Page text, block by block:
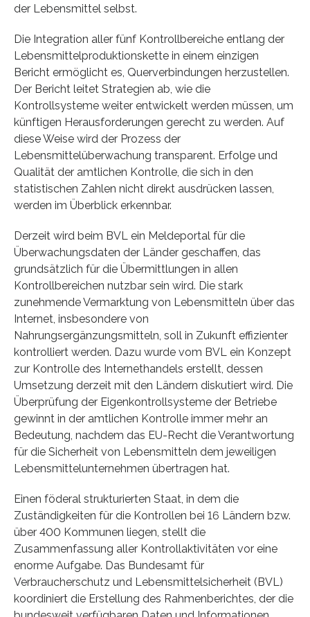
der Lebensmittel selbst.
Die Integration aller fünf Kontrollbereiche entlang der
Lebensmittelproduktionskette in einem einzigen
Bericht ermöglicht es, Querverbindungen herzustellen.
Der Bericht leitet Strategien ab, wie die
Kontrollsysteme weiter entwickelt werden müssen, um
künftigen Herausforderungen gerecht zu werden. Auf
diese Weise wird der Prozess der
Lebensmittelüberwachung transparent. Erfolge und
Qualität der amtlichen Kontrolle, die sich in den
statistischen Zahlen nicht direkt ausdrücken lassen,
werden im Überblick erkennbar.
Derzeit wird beim BVL ein Meldeportal für die
Überwachungsdaten der Länder geschaffen, das
grundsätzlich für die Übermittlungen in allen
Kontrollbereichen nutzbar sein wird. Die stark
zunehmende Vermarktung von Lebensmitteln über das
Internet, insbesondere von
Nahrungsergänzungsmitteln, soll in Zukunft effizienter
kontrolliert werden. Dazu wurde vom BVL ein Konzept
zur Kontrolle des Internethandels erstellt, dessen
Umsetzung derzeit mit den Ländern diskutiert wird. Die
Überprüfung der Eigenkontrollsysteme der Betriebe
gewinnt in der amtlichen Kontrolle immer mehr an
Bedeutung, nachdem das EU-Recht die Verantwortung
für die Sicherheit von Lebensmitteln dem jeweiligen
Lebensmittelunternehmen übertragen hat.
Einen föderal strukturierten Staat, in dem die
Zuständigkeiten für die Kontrollen bei 16 Ländern bzw.
über 400 Kommunen liegen, stellt die
Zusammenfassung aller Kontrollaktivitäten vor eine
enorme Aufgabe. Das Bundesamt für
Verbraucherschutz und Lebensmittelsicherheit (BVL)
koordiniert die Erstellung des Rahmenberichtes, der die